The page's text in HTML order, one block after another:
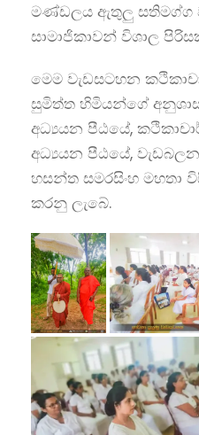
මණ්ඩලය ඇතුලු සතිමග්ග
සාමාජිකාවන් විශාල
මෙම වැඩසටහන
සුමිත්ත හිමියන්ගේ
අධ්‍යයන පීඨයේ,
අධ්‍යයන පීඨයේ,
හසන්ත සමරසිංහ
කරනු ලැබේ.